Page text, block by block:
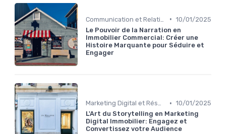
• 10/01/2025
Le Pouvoir de la Narration en
Immobilier Commercial: Créer une
Histoire Marquante pour Séduire et
Engager
Marketing Digital et Réseaux Sociaux • 10/01/2025
L'Art du Storytelling en Marketing
Digital Immobilier: Engagez et
Convertissez votre Audience